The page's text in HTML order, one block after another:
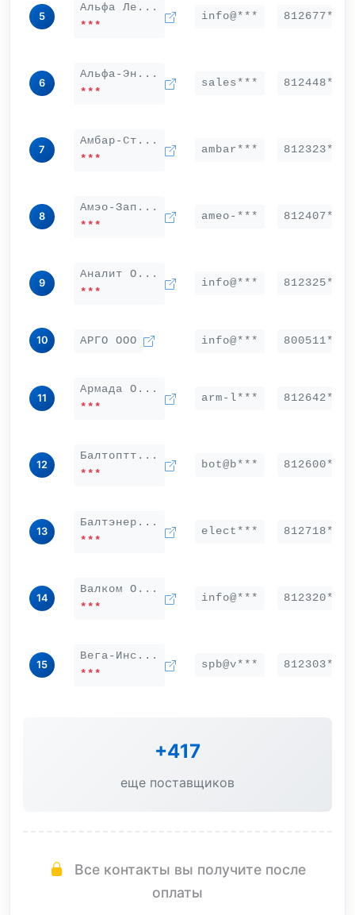
5
Альфа Ле...
***
info@*** 812677***
6
Альфа-Эн...
***
sales*** 812448***
7
Амбар-Ст...
***
ambar*** 812323***
8
Амэо-Зап...
***
ameo-*** 812407***
9
Аналит О...
***
info@*** 812325***
10 АРГО ООО info@*** 800511***
11
Армада О...
***
arm-l*** 812642***
12
Балтоптт...
***
bot@b*** 812600***
13
Балтэнер...
***
elect*** 812718***
14
Валком О...
***
info@*** 812320***
15
Вега-Инс...
***
spb@v*** 812303***
+417
еще поставщиков
Все контакты вы получите после
оплаты